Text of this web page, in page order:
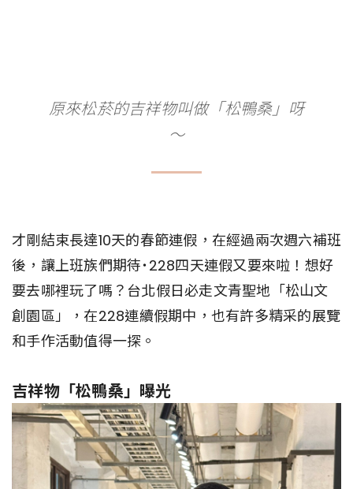
原來松菸的吉祥物叫做「松鴨桑」呀
～
才剛結束長達10天的春節連假，在經過兩次週六補班
後，讓上班族們期待˙228四天連假又要來啦！想好
要去哪裡玩了嗎？台北假日必走文青聖地「松山文
創園區」，在228連續假期中，也有許多精采的展覽
和手作活動值得一探。
吉祥物「松鴨桑」曝光